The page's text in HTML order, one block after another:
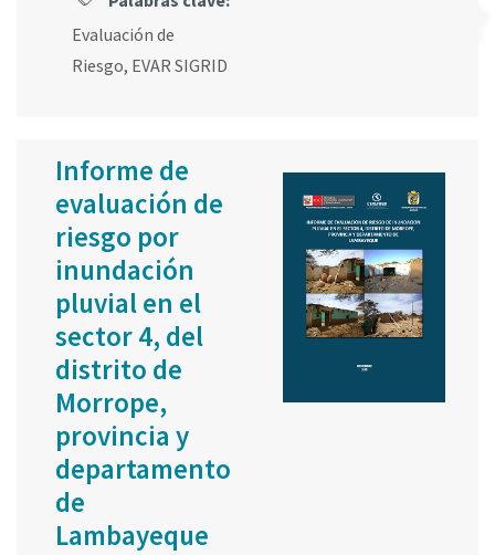
Evaluación de
Riesgo, EVAR SIGRID
Informe de
evaluación de
riesgo por
inundación
pluvial en el
sector 4, del
distrito de
Morrope,
provincia y
departamento
de
Lambayeque